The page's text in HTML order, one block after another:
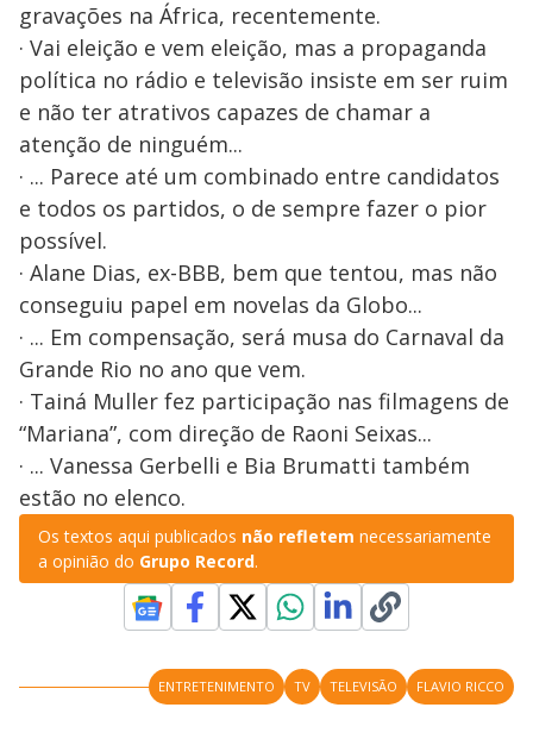
gravações na África, recentemente.
· Vai eleição e vem eleição, mas a propaganda
política no rádio e televisão insiste em ser ruim
e não ter atrativos capazes de chamar a
atenção de ninguém...
· ... Parece até um combinado entre candidatos
e todos os partidos, o de sempre fazer o pior
possível.
· Alane Dias, ex-BBB, bem que tentou, mas não
conseguiu papel em novelas da Globo...
· ... Em compensação, será musa do Carnaval da
Grande Rio no ano que vem.
· Tainá Muller fez participação nas filmagens de
“Mariana”, com direção de Raoni Seixas...
· ... Vanessa Gerbelli e Bia Brumatti também
estão no elenco.
Os textos aqui publicados não refletem necessariamente
a opinião do Grupo Record.
ENTRETENIMENTO TV TELEVISÃO FLAVIO RICCO